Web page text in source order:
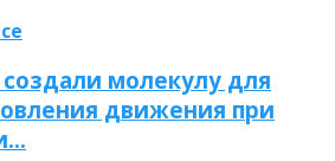
молекулу для
движения при